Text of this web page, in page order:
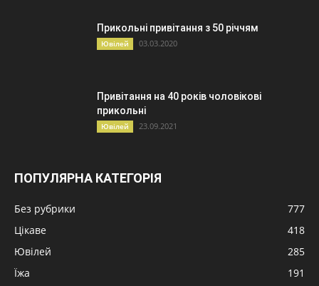
Прикольні привітання з 50 річчям
Ювілей 03.03.2020
Привітання на 40 років чоловікові
прикольні
Ювілей 23.09.2021
ПОПУЛЯРНА КАТЕГОРІЯ
Без рубрики
777
Цікаве
418
Ювілей
285
Їжа
191